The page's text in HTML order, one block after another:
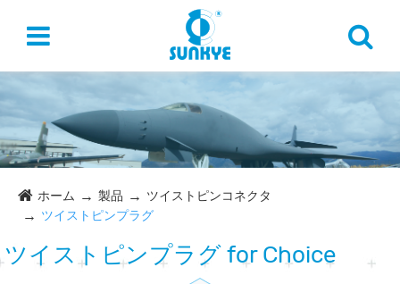
ホーム 製品
ツイストピンコネクタ
ツイストピンプラグ
ツイストピンプラグ for Choice